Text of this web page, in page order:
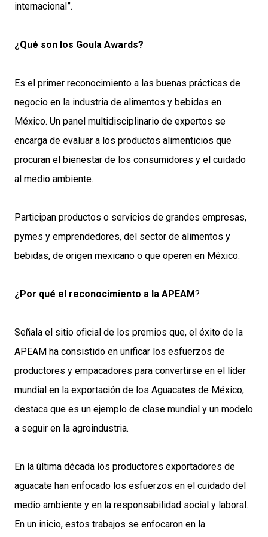
internacional”.
¿Qué son los Goula Awards?
Es el primer reconocimiento a las buenas prácticas de
negocio en la industria de alimentos y bebidas en
México. Un panel multidisciplinario de expertos se
encarga de evaluar a los productos alimenticios que
procuran el bienestar de los consumidores y el cuidado
al medio ambiente.
Participan productos o servicios de grandes empresas,
pymes y emprendedores, del sector de alimentos y
bebidas, de origen mexicano o que operen en México.
¿Por qué el reconocimiento a la APEAM?
Señala el sitio oficial de los premios que, el éxito de la
APEAM ha consistido en unificar los esfuerzos de
productores y empacadores para convertirse en el líder
mundial en la exportación de los Aguacates de México,
destaca que es un ejemplo de clase mundial y un modelo
a seguir en la agroindustria.
En la última década los productores exportadores de
aguacate han enfocado los esfuerzos en el cuidado del
medio ambiente y en la responsabilidad social y laboral.
En un inicio, estos trabajos se enfocaron en la